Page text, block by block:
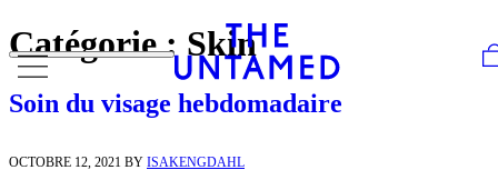
Skip to content
Catégorie : Skin
Soin du visage hebdomadaire
OCTOBRE 12, 2021 BY ISAKENGDAHL